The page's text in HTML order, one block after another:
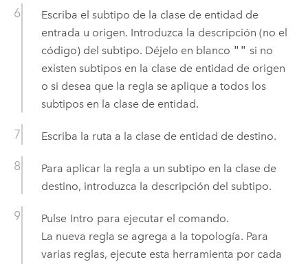
Escriba el subtipo de la clase de entidad de
entrada u origen. Introduzca la descripción (no el
código) del subtipo. Déjelo en blanco "" si no
existen subtipos en la clase de entidad de origen
o si desea que la regla se aplique a todos los
subtipos en la clase de entidad.
Escriba la ruta a la clase de entidad de destino.
Para aplicar la regla a un subtipo en la clase de
destino, introduzca la descripción del subtipo.
Pulse Intro para ejecutar el comando.
La nueva regla se agrega a la topología. Para
varias reglas, ejecute esta herramienta por cada